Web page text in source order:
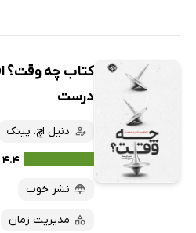
کتاب چه وقت؟
درست
دنیل اچ. پینک
۴.۴
نشر خوب
مدیریت زمان